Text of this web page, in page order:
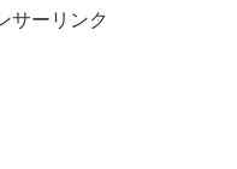
サーリンク